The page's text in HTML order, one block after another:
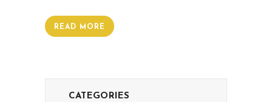
READ MORE
CATEGORIES